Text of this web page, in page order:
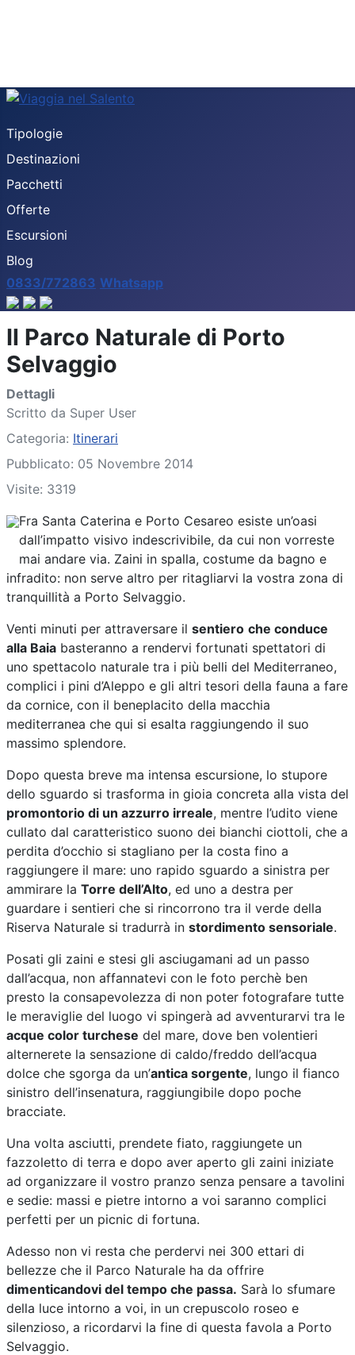
Tipologie
Destinazioni
Pacchetti
Offerte
Escursioni
Blog
0833/772863 Whatsapp
Il Parco Naturale di Porto
Selvaggio
Dettagli
Scritto da Super User
Categoria: Itinerari
Pubblicato: 05 Novembre 2014
Visite: 3319
Fra Santa Caterina e Porto Cesareo esiste un’oasi
dall’impatto visivo indescrivibile, da cui non vorreste
mai andare via. Zaini in spalla, costume da bagno e
infradito: non serve altro per ritagliarvi la vostra zona di
tranquillità a Porto Selvaggio.
Venti minuti per attraversare il sentiero che conduce
alla Baia basteranno a rendervi fortunati spettatori di
uno spettacolo naturale tra i più belli del Mediterraneo,
complici i pini d’Aleppo e gli altri tesori della fauna a fare
da cornice, con il beneplacito della macchia
mediterranea che qui si esalta raggiungendo il suo
massimo splendore.
Dopo questa breve ma intensa escursione, lo stupore
dello sguardo si trasforma in gioia concreta alla vista del
promontorio di un azzurro irreale, mentre l’udito viene
cullato dal caratteristico suono dei bianchi ciottoli, che a
perdita d’occhio si stagliano per la costa fino a
raggiungere il mare: uno rapido sguardo a sinistra per
ammirare la Torre dell’Alto, ed uno a destra per
guardare i sentieri che si rincorrono tra il verde della
Riserva Naturale si tradurrà in stordimento sensoriale.
Posati gli zaini e stesi gli asciugamani ad un passo
dall’acqua, non affannatevi con le foto perchè ben
presto la consapevolezza di non poter fotografare tutte
le meraviglie del luogo vi spingerà ad avventurarvi tra le
acque color turchese del mare, dove ben volentieri
alternerete la sensazione di caldo/freddo dell’acqua
dolce che sgorga da un’antica sorgente, lungo il fianco
sinistro dell’insenatura, raggiungibile dopo poche
bracciate.
Una volta asciutti, prendete fiato, raggiungete un
fazzoletto di terra e dopo aver aperto gli zaini iniziate
ad organizzare il vostro pranzo senza pensare a tavolini
e sedie: massi e pietre intorno a voi saranno complici
perfetti per un picnic di fortuna.
Adesso non vi resta che perdervi nei 300 ettari di
bellezze che il Parco Naturale ha da offrire
dimenticandovi del tempo che passa. Sarà lo sfumare
della luce intorno a voi, in un crepuscolo roseo e
silenzioso, a ricordarvi la fine di questa favola a Porto
Selvaggio.